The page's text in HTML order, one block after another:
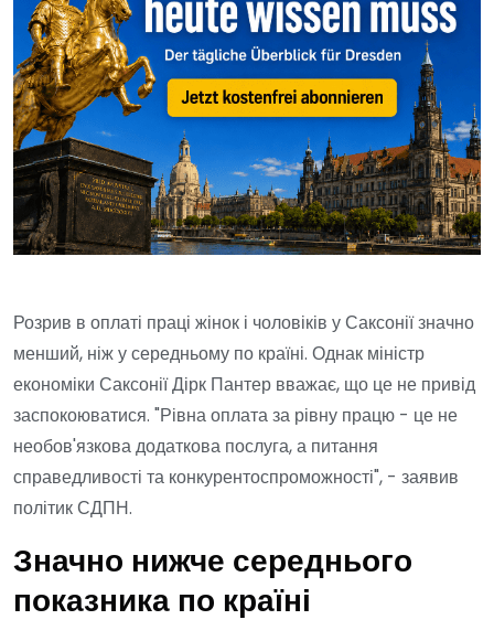
Розрив в оплаті праці жінок і чоловіків у Саксонії значно
менший, ніж у середньому по країні. Однак міністр
економіки Саксонії Дірк Пантер вважає, що це не привід
заспокоюватися. "Рівна оплата за рівну працю - це не
необов'язкова додаткова послуга, а питання
справедливості та конкурентоспроможності", - заявив
політик СДПН.
Значно нижче середнього
показника по країні